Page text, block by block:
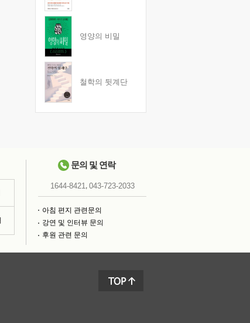
영양의 비밀
철학의 뒷계단
문의 및 연락
1644-8421, 043-723-2033
아침 편지 관련문의
강연 및 인터뷰 문의
후원 관련 문의